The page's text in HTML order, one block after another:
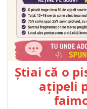
Știai că o
ațipeli